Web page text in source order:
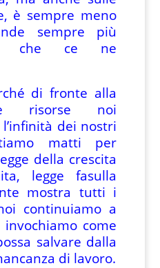
è sempre meno
sempre più
che ce ne
di fronte alla
risorse noi
dei nostri
matti per
della crescita
legge fasulla
mostra tutti i
continuiamo a
come
salvare dalla
di lavoro.